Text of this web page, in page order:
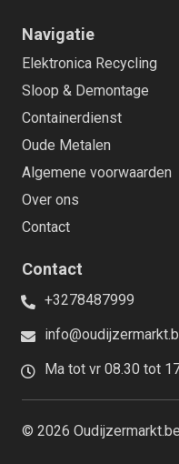
Navigatie
Elektronica Recycling
Sloop & Demontage
Containerdienst
Oude Metalen
Algemene voorwaarden
Over ons
Contact
Contact
+3278487999
Ma tot vr 08.30 tot
© 2026